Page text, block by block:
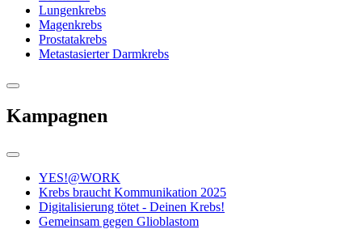
Lungenkrebs
Magenkrebs
Prostatakrebs
Metastasierter Darmkrebs
Kampagnen
YES!@WORK
Krebs braucht Kommunikation 2025
Digitalisierung tötet - Deinen Krebs!
Gemeinsam gegen Glioblastom